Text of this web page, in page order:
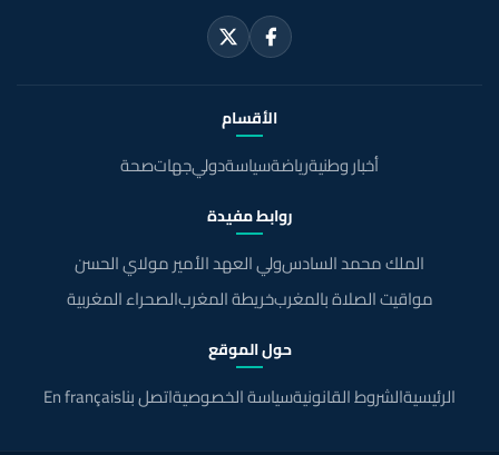
الأقسام
أخبار وطنيةرياضةسياسةدوليجهاتصحة
روابط مفيدة
الملك محمد السادسولي العهد الأمير مولاي الحسن
مواقيت الصلاة بالمغربخريطة المغربالصحراء المغربية
حول الموقع
الرئيسيةالشروط القانونيةسياسة الخصوصيةاتصل بناEn français